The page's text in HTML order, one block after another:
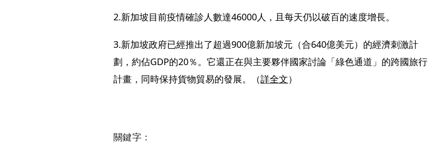
2.新加坡目前疫情確診人數達46000人，且每天仍以破百的速度增長。
3.新加坡政府已經推出了超過900億新加坡元（合640億美元）的經濟刺激計
劃，約佔GDP的20％。它還正在與主要夥伴國家討論「綠色通道」的跨國旅行
計畫，同時保持貨物貿易的發展。（詳全文）
關鍵字：